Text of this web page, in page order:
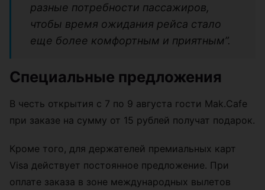
разные потребности пассажиров,
чтобы время ожидания рейса стало
еще более комфортным и приятным”.
Специальные предложения
В честь открытия с 7 по 9 августа гости Mak.Cafe
при заказе на сумму от 15 рублей получат подарок.
Кроме того, для держателей премиальных карт
Visa действует постоянное предложение. При
оплате заказа в зоне международных вылетов